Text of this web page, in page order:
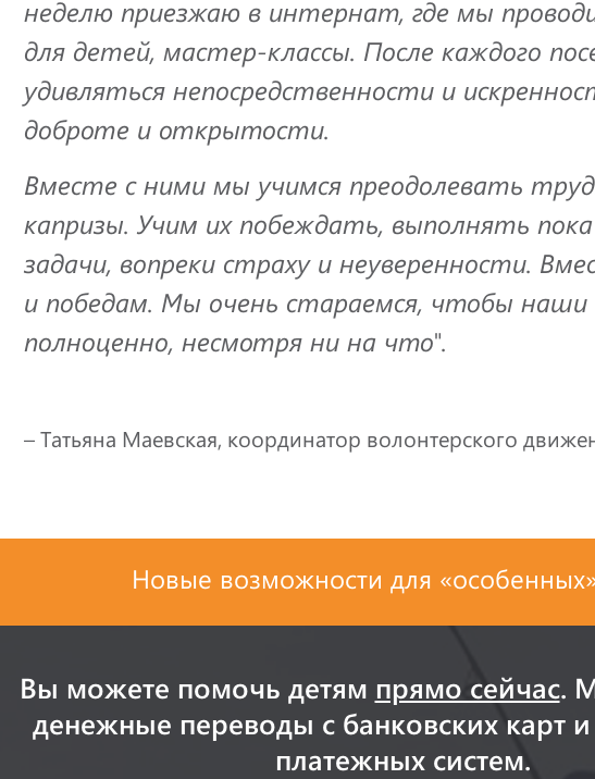
неделю приезжаю в интернат, где мы
для детей, мастер-классы. После каждого
удивляться непосредственности и
доброте и открытости.
Вместе с ними мы учимся преодолевать
капризы. Учим их побеждать, выполнять
задачи, вопреки страху и неуверенности.
и победам. Мы очень стараемся, чтобы наши
полноценно, несмотря ни на что".
– Татьяна Маевская, координатор волонтерского
Новые возможности для
Вы можете помочь детям прямо сейчас.
денежные переводы с банковских карт
платежных систем.